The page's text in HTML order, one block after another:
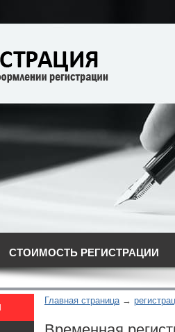
СТОИМОСТЬ РЕГИСТРАЦИИ
Главная страница